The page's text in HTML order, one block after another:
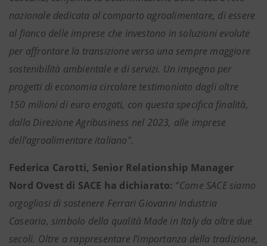
nazionale dedicata al comparto agroalimentare, di essere
al fianco delle imprese che investono in soluzioni evolute
per affrontare la transizione verso una sempre maggiore
sostenibilità ambientale e di servizi. Un impegno per
progetti di economia circolare testimoniato dagli oltre
150 milioni di euro erogati, con questa specifica finalità,
dalla Direzione Agribusiness nel 2023, alle imprese
dell’agroalimentare italiano”.
Federica Carotti, Senior Relationship Manager
Nord Ovest di SACE ha dichiarato: “Come SACE siamo
orgogliosi di sostenere Ferrari Giovanni Industria
Casearia, simbolo della qualità Made in Italy da oltre due
secoli. Oltre a rappresentare l’importanza della tradizione,